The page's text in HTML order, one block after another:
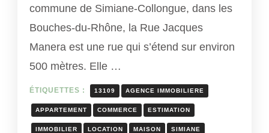
commune de Simiane-Collongue, dans les
Bouches-du-Rhône, la Rue Jacques
Manera est une rue qui s’étend sur environ
500 mètres. Elle …
ÉTIQUETTES : 13109 AGENCE IMMOBILIERE
APPARTEMENT COMMERCE ESTIMATION
IMMOBILIER LOCATION MAISON SIMIANE